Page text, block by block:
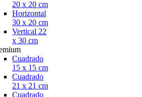
20 x 20 cm
Horizontal
30 x 20 cm
Vertical 22
x 30 cm
Cuadrado
15 x 15 cm
Cuadrado
21 x 21 cm
Cuadrado